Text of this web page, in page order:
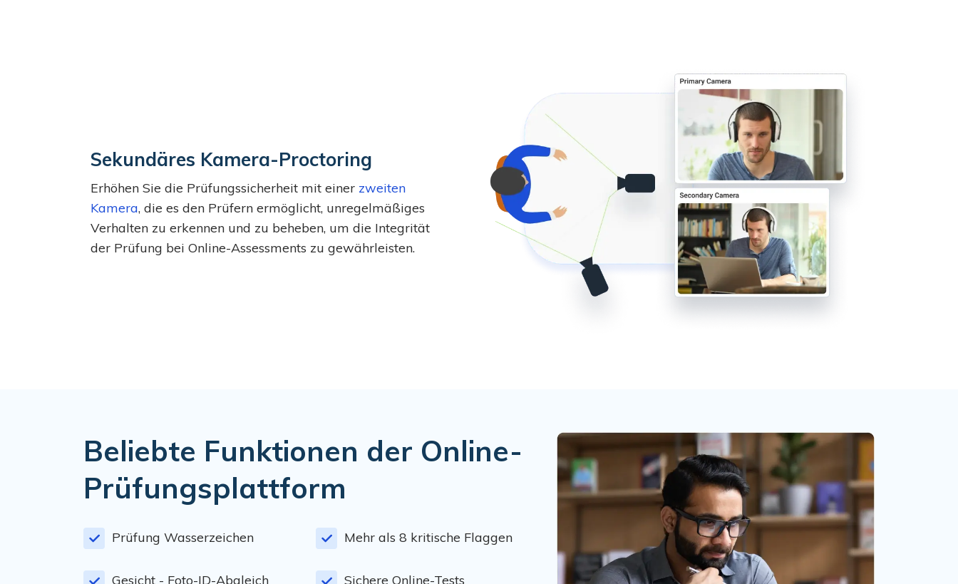
Sekundäres Kamera-Proctoring
Erhöhen Sie die Prüfungssicherheit mit einer zweiten
Kamera, die es den Prüfern ermöglicht, unregelmäßiges
Verhalten zu erkennen und zu beheben, um die Integrität
der Prüfung bei Online-Assessments zu gewährleisten.
Beliebte Funktionen der Online-
Prüfungsplattform
Prüfung Wasserzeichen Mehr als 8 kritische Flaggen
Gesicht - Foto-ID-Abgleich Sichere Online-Tests